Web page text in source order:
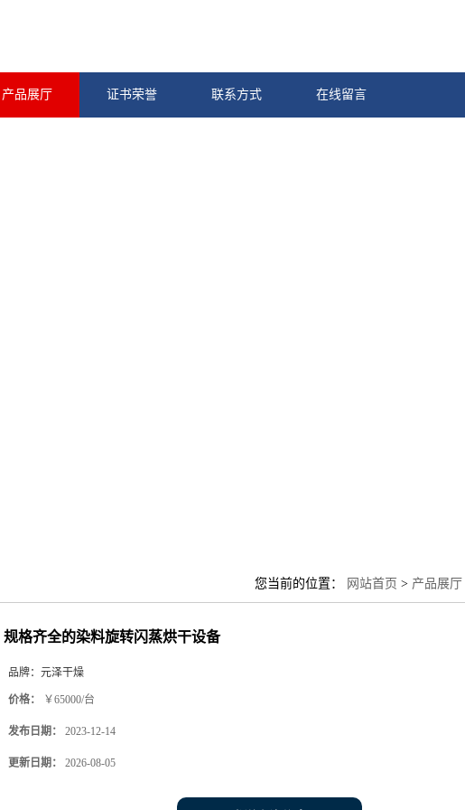
产品展厅 证书荣誉 联系方式 在线留言
您当前的位置： 网站首页 > 产品展厅
规格齐全的染料旋转闪蒸烘干设备
品牌： 元泽干燥
价格： ￥65000/台
发布日期： 2023-12-14
更新日期： 2026-08-05